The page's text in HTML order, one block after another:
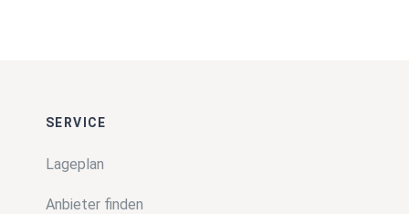
SERVICE
Lageplan
Anbieter finden